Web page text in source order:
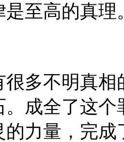
是至高的真
很多不明真
。成全了这
的力量，完